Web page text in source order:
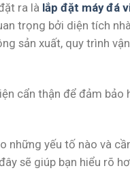
ra là lắp đặt máy đá
trọng bởi diện tích
sản xuất, quy trình vận
cẩn thận để đảm bảo
những yếu tố nào và
sẽ giúp bạn hiểu rõ